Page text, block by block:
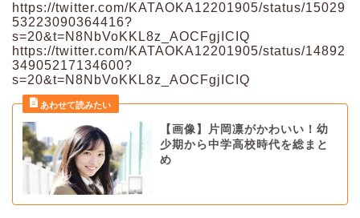
https://twitter.com/KATAOKA12201905/status/15029
53223090364416?
s=20&t=N8NbVoKKL8z_AOCFgjICIQ
https://twitter.com/KATAOKA12201905/status/14892
34905217134600?
s=20&t=N8NbVoKKL8z_AOCFgjICIQ
【画像】片岡凛がかわいい！幼
少期から中学高校時代を総まと
め